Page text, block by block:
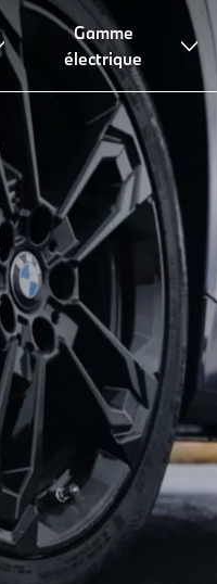
Gamme
électrique